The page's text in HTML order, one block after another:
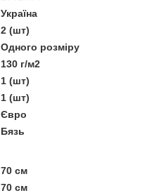
Україна
2 (шт)
Одного розміру
130 г/м2
1 (шт)
1 (шт)
Євро
Бязь
70 см
70 см